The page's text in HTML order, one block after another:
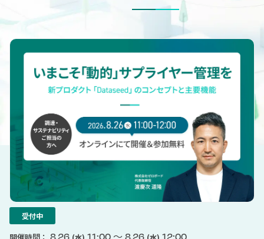
受付中
8.26 (水) 11:00 〜 8.26 (水) 12:00